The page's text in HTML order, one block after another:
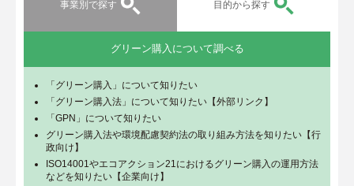
事業別で探す 目的から探す
グリーン購入について調べる
「グリーン購入」について知りたい
「グリーン購入法」について知りたい【外部リンク】
「GPN」について知りたい
グリーン購入法や環境配慮契約法の取り組み方法を知りたい【行
政向け】
ISO14001やエコアクション21におけるグリーン購入の運用方法
などを知りたい【企業向け】